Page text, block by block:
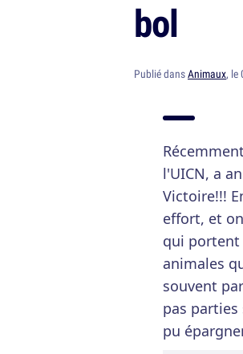
bol
Publié dansAnimaux, le
l'UICN, a
Victoire!!!
effort, et
qui portent
animales
souvent
pas
pu